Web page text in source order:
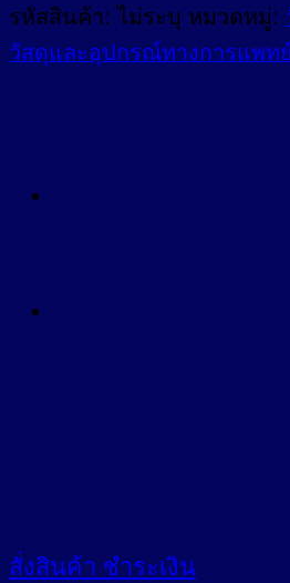
รหัสสินค้า:ไม่ระบุ หมวดหมู่:
วัสดุและอุปกรณ์ทางการแพทย์
สั่งสินค้า ชำระเงิน